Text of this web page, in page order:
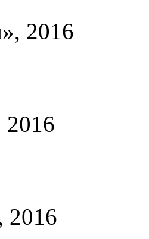
2016
2016